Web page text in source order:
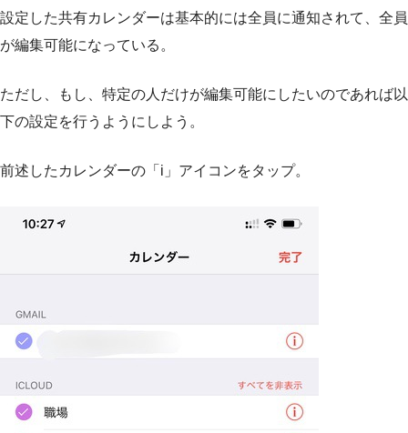
設定した共有カレンダーは基本的には全員に通知されて、全員
が編集可能になっている。
ただし、もし、特定の人だけが編集可能にしたいのであれば以
下の設定を行うようにしよう。
前述したカレンダーの「i」アイコンをタップ。